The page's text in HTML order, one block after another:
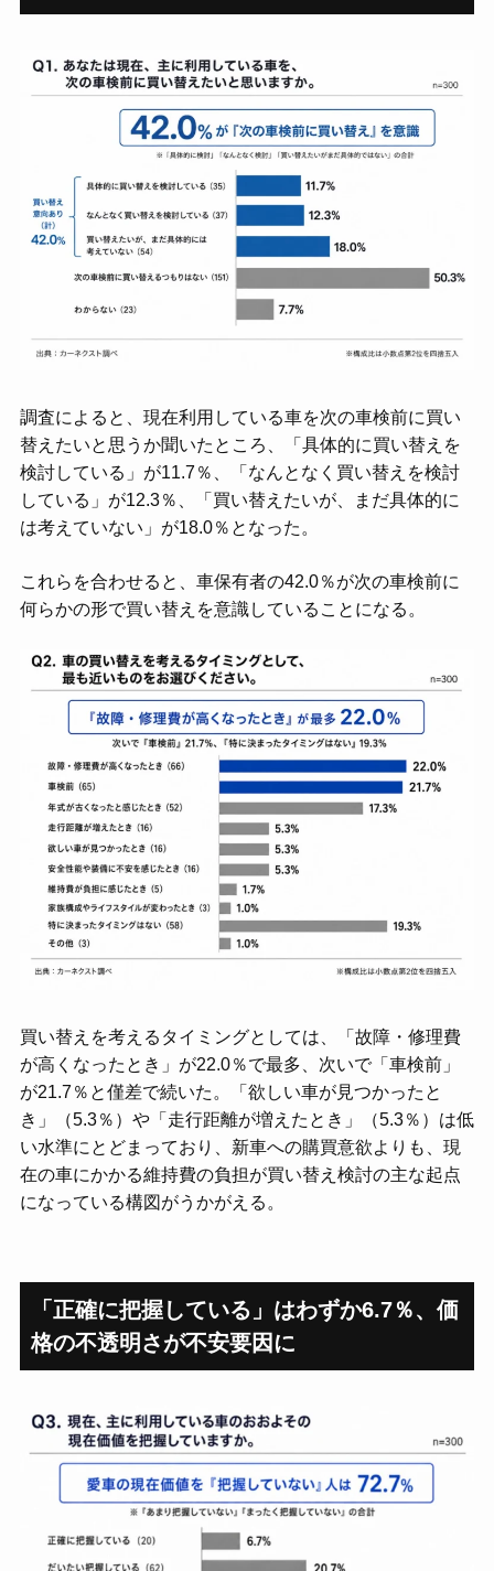
調査によると、現在利用している車を次の車検前に買い
替えたいと思うか聞いたところ、「具体的に買い替えを
検討している」が11.7％、「なんとなく買い替えを検討
している」が12.3％、「買い替えたいが、まだ具体的に
は考えていない」が18.0％となった。
これらを合わせると、車保有者の42.0％が次の車検前に
何らかの形で買い替えを意識していることになる。
買い替えを考えるタイミングとしては、「故障・修理費
が高くなったとき」が22.0％で最多、次いで「車検前」
が21.7％と僅差で続いた。「欲しい車が見つかったと
き」（5.3％）や「走行距離が増えたとき」（5.3％）は低
い水準にとどまっており、新車への購買意欲よりも、現
在の車にかかる維持費の負担が買い替え検討の主な起点
になっている構図がうかがえる。
「正確に把握している」はわずか6.7％、価
格の不透明さが不安要因に